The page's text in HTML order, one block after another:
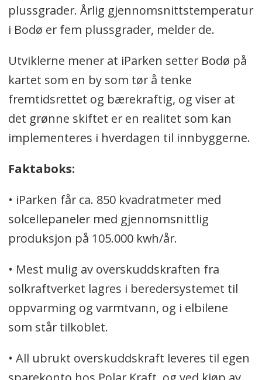
plussgrader. Årlig gjennomsnittstemperatur
i Bodø er fem plussgrader, melder de.
Utviklerne mener at iParken setter Bodø på
kartet som en by som tør å tenke
fremtidsrettet og bærekraftig, og viser at
det grønne skiftet er en realitet som kan
implementeres i hverdagen til innbyggerne.
Faktaboks:
• iParken får ca. 850 kvadratmeter med
solcellepaneler med gjennomsnittlig
produksjon på 105.000 kwh/år.
• Mest mulig av overskuddskraften fra
solkraftverket lagres i beredersystemet til
oppvarming og varmtvann, og i elbilene
som står tilkoblet.
• All ubrukt overskuddskraft leveres til egen